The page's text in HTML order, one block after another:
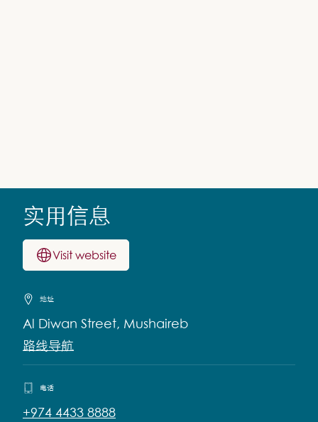
实用信息
Visit website
地址
Al Diwan Street, Mushaireb
路线导航
电话
+974 4433 8888